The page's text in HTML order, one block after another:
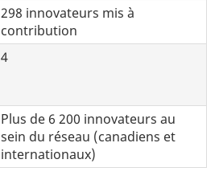
298 innovateurs mis à
contribution
4
Plus de 6 200 innovateurs au
sein du réseau (canadiens et
internationaux)